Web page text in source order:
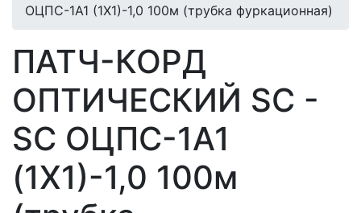
ОЦПС-1А1 (1Х1)-1,0 100м (трубка фуркационная)
ПАТЧ-КОРД
ОПТИЧЕСКИЙ SC -
SC ОЦПС-1А1
(1Х1)-1,0 100м